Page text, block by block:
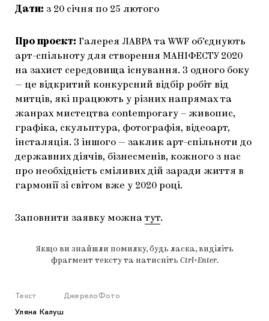
Дати: з 20 січня по 25 лютого
Про проєкт: Галерея ЛАВРА та WWF об’єднують
арт-спільноту для створення МАНІФЕСТУ 2020
на захист середовища існування. З одного боку
— це відкритий конкурсний відбір робіт від
митців, які працюють у різних напрямах та
жанрах мистецтва contemporary – живопис,
графіка, скульптура, фотографія, відеоарт,
інсталяція. З іншого — заклик арт-спільноти до
державних діячів, бізнесменів, кожного з нас
про необхідність сміливих дій заради життя в
гармонії зі світом вже у 2020 році.
Заповнити заявку можна тут.
Якщо ви знайшли помилку, будь ласка, виділіть
фрагмент тексту та натисніть Ctrl+Enter.
Текст
Уляна Калуш
Джерело Фото